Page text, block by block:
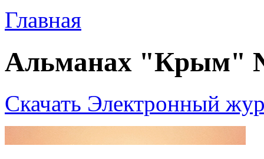
Главная
Альманах "Крым"
Скачать Электронный